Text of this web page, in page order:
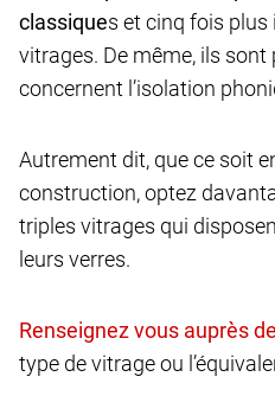
classiques et cinq fois
vitrages. De même, ils
concernent l’isolation
Autrement dit, que ce soit
construction, optez
triples vitrages qui
leurs verres.
type de vitrage ou